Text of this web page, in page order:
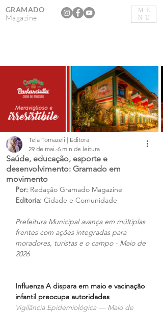
ME
NU
GRAMADO
Magazine
Saúde, educação, esporte e
desenvolvimento: Gramado em
movimento
Tela Tomazeli | Editora
29 de mai. 6 min de leitura
Por: Redação Gramado Magazine
Editoria: Cidade e Comunidade
Prefeitura Municipal avança em múltiplas
frentes com ações integradas para
moradores, turistas e o campo - Maio de
2026
Influenza A dispara em maio e vacinação
infantil preocupa autoridades
Vigilância Epidemiológica — Maio de